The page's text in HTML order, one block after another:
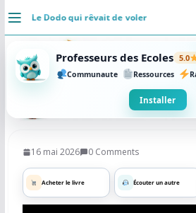
DÉCOUVRIR
Accueil
Ressources
Le Dodo qui rêvait de voler
Passer
16 mai 2026 0 Comments
Acheter le livre Écouter un autre
Professeurs des Ecoles 5.0
Communaute Ressources
Installer